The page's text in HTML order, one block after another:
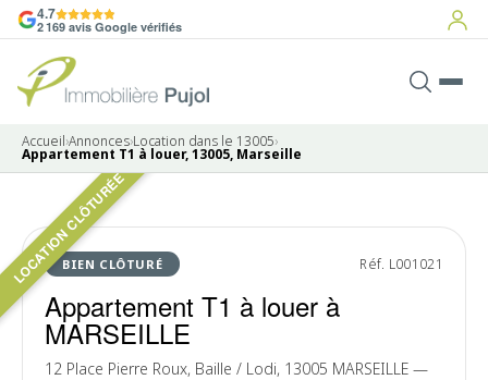
4.7
2 169 avis Google vérifiés
Accueil›Annonces›Location dans le 13005›
Appartement T1 à louer, 13005, Marseille
LOCATION CLÔTURÉE
BIEN CLÔTURÉ Réf. L001021
Appartement T1 à louer à
MARSEILLE
12 Place Pierre Roux, Baille / Lodi, 13005 MARSEILLE —
LOUÉ
4 photos